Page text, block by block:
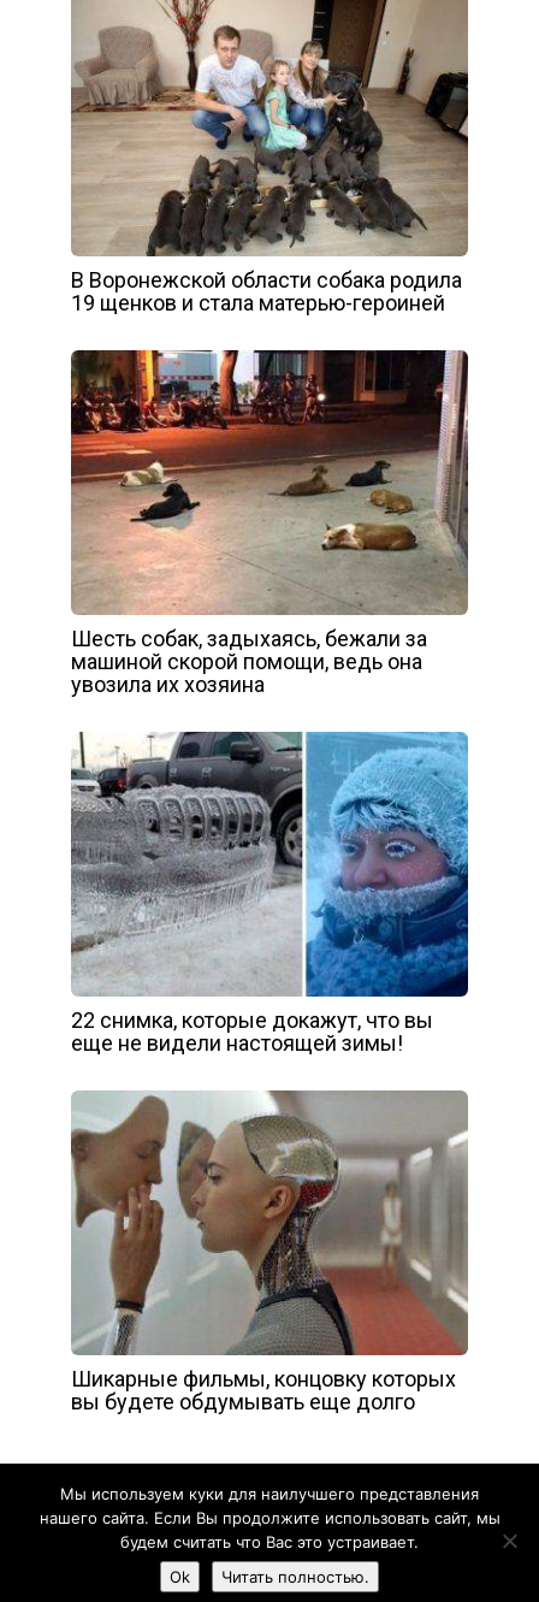
В Воронежской области собака родила
19 щенков и стала матерью-героиней
Шесть собак, задыхаясь, бежали за
машиной скорой помощи, ведь она
увозила их хозяина
22 снимка, которые докажут, что вы
еще не видели настоящей зимы!
Шикарные фильмы, концовку которых
вы будете обдумывать еще долго
Познавательное Видео
Мы используем куки для наилучшего представления
нашего сайта. Если Вы продолжите использовать сайт, мы
будем считать что Вас это устраивает.
Ok
Читать полностью.